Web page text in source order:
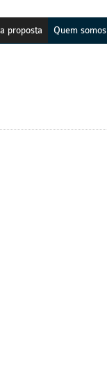
proposta Quem somos